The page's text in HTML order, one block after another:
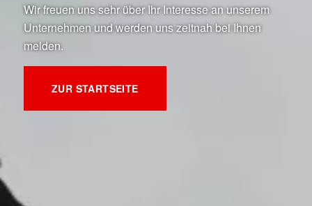
Wir freuen uns sehr über Ihr Interesse an unserem
Unternehmen und werden uns zeitnah bei Ihnen
melden.
ZUR STARTSEITE